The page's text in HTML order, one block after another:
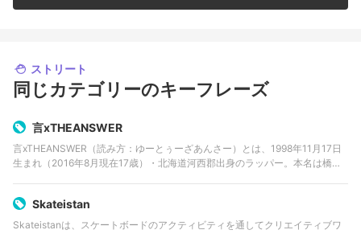
ストリート
同じカテゴリーのキーフレーズ
言xTHEANSWER
言xTHEANSWER（読み方：ゆーとぅーざあんさー）とは、1998年11月17日
生まれ（2016年8月現在17歳）・北海道河西郡出身のラッパー。本名は橋本
Skateistan
Skateistanは、スケートボードのアクティビティを通してクリエイティブワ